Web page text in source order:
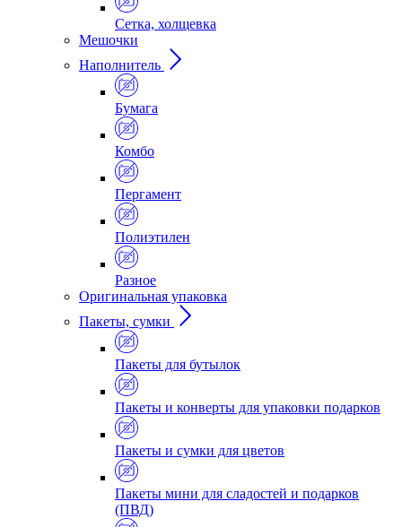
Сетка, холщевка
Мешочки
Наполнитель
Бумага
Комбо
Пергамент
Полиэтилен
Разное
Оригинальная упаковка
Пакеты, сумки
Пакеты для бутылок
Пакеты и конверты для упаковки подарков
Пакеты и сумки для цветов
Пакеты мини для сладостей и подарков
(ПВД)